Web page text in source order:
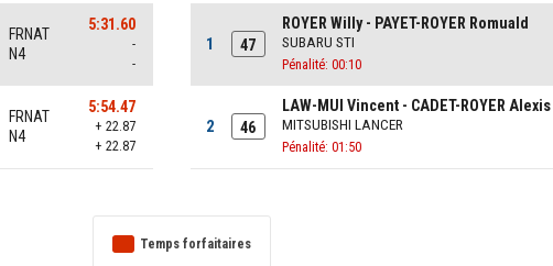
FRNAT
N4
5:31.60
-
-
FRNAT
N4
5:54.47
+ 22.87
+ 22.87
1 47
ROYER Willy - PAYET-ROYER Romuald
SUBARU STI
Pénalité: 00:10
2 46
LAW-MUI Vincent - CADET-ROYER Alexis
MITSUBISHI LANCER
Pénalité: 01:50
Temps forfaitaires